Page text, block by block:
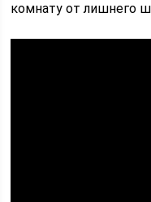
комнату от лишнего